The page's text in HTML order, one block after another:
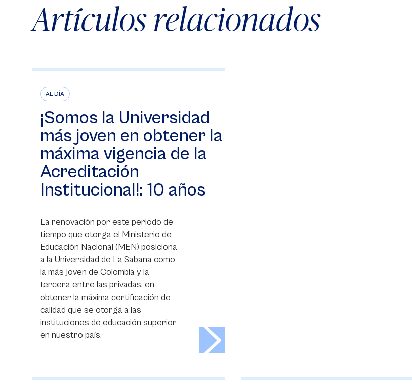
Artículos relacionados
AL DÍA
¡Somos la Universidad
más joven en obtener la
máxima vigencia de la
Acreditación
Institucional!: 10 años
La renovación por este periodo de
tiempo que otorga el Ministerio de
Educación Nacional (MEN) posiciona
a la Universidad de La Sabana como
la más joven de Colombia y la
tercera entre las privadas, en
obtener la máxima certificación de
calidad que se otorga a las
instituciones de educación superior
en nuestro país.